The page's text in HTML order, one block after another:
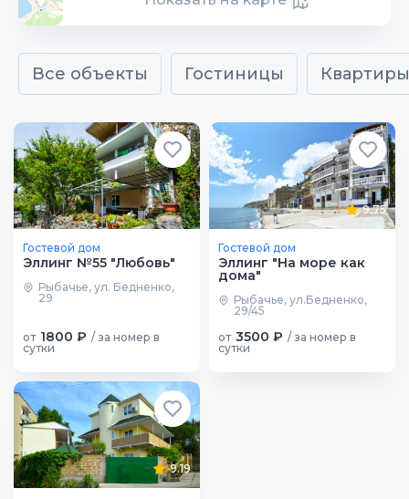
Все объекты Гостиницы Квартиры
Гостевой дом
Эллинг №55 "Любовь"
Рыбачье, ул. Бедненко,
29
от 1800 ₽ / за номер в
сутки
9.75
Гостевой дом
Эллинг "На море как
дома"
Рыбачье, ул.Бедненко,
29/45
от 3500 ₽ / за номер в
сутки
9.19